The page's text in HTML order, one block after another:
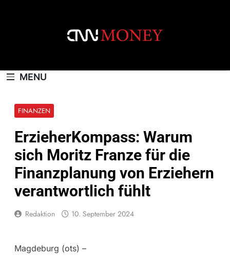
MENU
FINANZEN
ErzieherKompass: Warum
sich Moritz Franze für die
Finanzplanung von Erziehern
verantwortlich fühlt
Redaktion 10. September 2024
Magdeburg (ots) –